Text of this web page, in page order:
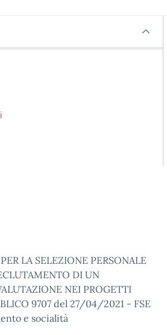
LA SELEZIONE PERSONALE
DI UN
NEI PROGETTI
9707 del 27/04/2021 - FSE
e socialità